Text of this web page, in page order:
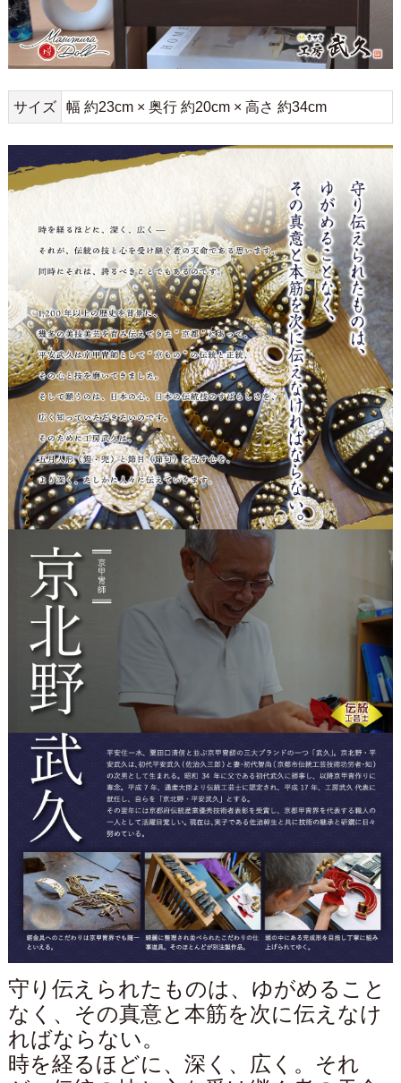
サイズ 幅 約23cm × 奥行 約20cm × 高さ 約34cm
守り伝えられたものは、ゆがめること
なく、その真意と本筋を次に伝えなけ
ればならない。
時を経るほどに、深く、広く。それ